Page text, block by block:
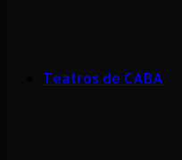
Teatros de CABA